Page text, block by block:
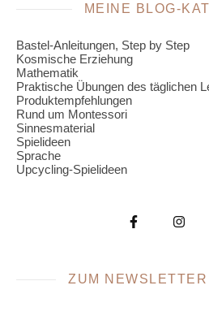
MEINE BLOG-
Bastel-Anleitungen, Step by Step
Kosmische Erziehung
Mathematik
Praktische Übungen des täglichen
Produktempfehlungen
Rund um Montessori
Sinnesmaterial
Spielideen
Sprache
Upcycling-Spielideen
ZUM NEWSLETTER